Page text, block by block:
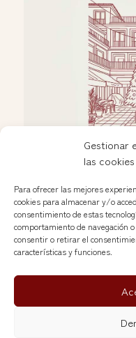
Gestionar
las cookies
Para ofrecer las mejores
cookies para almacenar y/o
consentimiento de estas
comportamiento de navegación
consentir o retirar el
características y funciones.
Celebración
Ver más »